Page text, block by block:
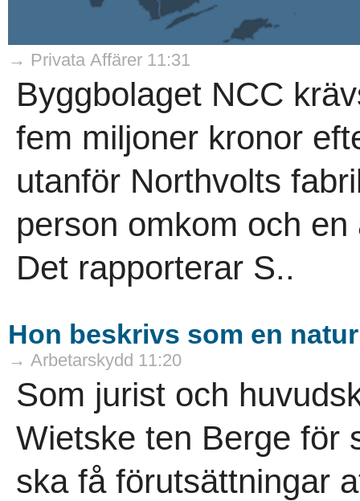
→ Privata Affärer 11:31
Byggbolaget NCC
fem miljoner kronor
utanför Northvolts
person omkom och
Det rapporterar S..
Hon beskrivs som en
→ Arbetarskydd 11:20
Som jurist och
Wietske ten Berge för
ska få förutsättningar